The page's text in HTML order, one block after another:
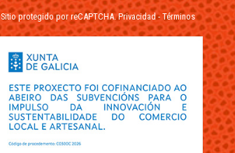
Sitio protegido por reCAPTCHA.Privacidad- Términos